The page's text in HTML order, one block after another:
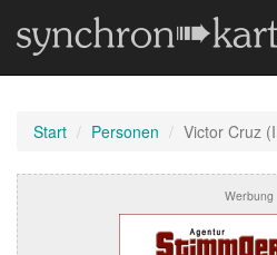
Start Personen Victor Cruz
Werbung